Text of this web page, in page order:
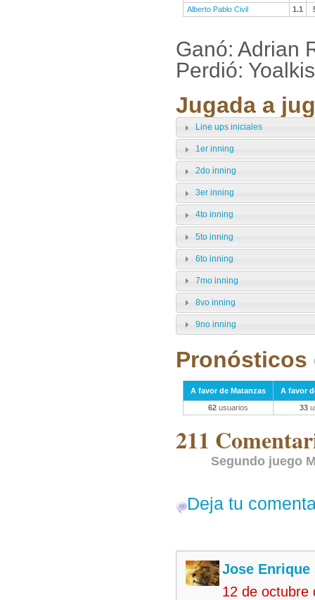
Alberto Pablo Civil
1.1
Ganó: Adrian
Perdió:
Jugada a
Line ups iniciales
1er inning
2do inning
3er inning
4to inning
5to inning
6to inning
7mo inning
8vo inning
9no inning
Pronósticos
A favor de Matanzas
A favor
62 usuarios 33
211
Segundo juego
Deja tu
Jose Enrique
12 de octubre